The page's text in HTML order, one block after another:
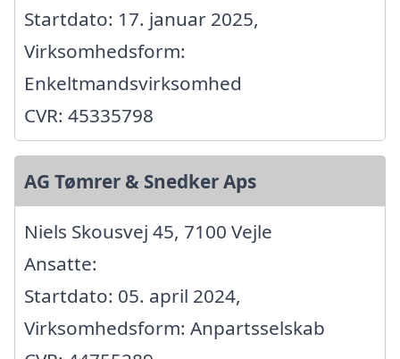
Startdato: 17. januar 2025,
Virksomhedsform:
Enkeltmandsvirksomhed
CVR: 45335798
AG Tømrer & Snedker Aps
Niels Skousvej 45, 7100 Vejle
Ansatte:
Startdato: 05. april 2024,
Virksomhedsform: Anpartsselskab